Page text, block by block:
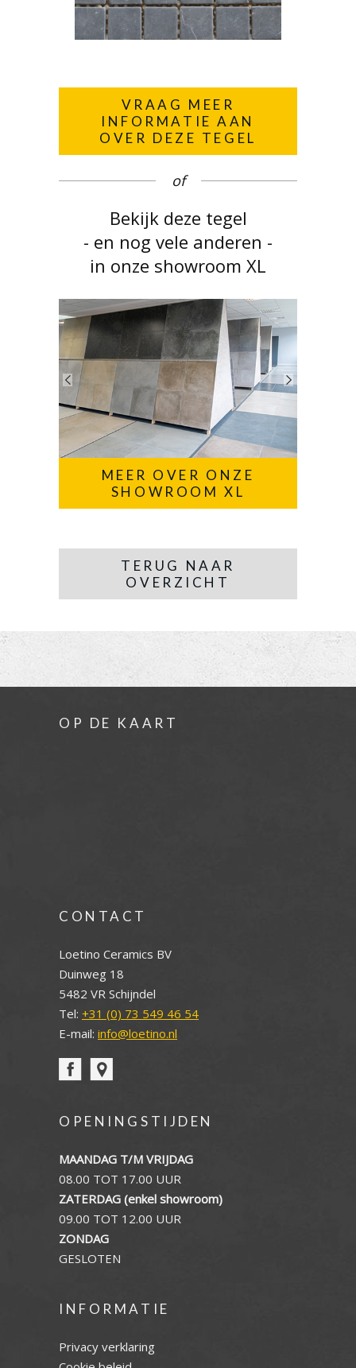
VRAAG MEER
INFORMATIE AAN
OVER DEZE TEGEL
of
Bekijk deze tegel
- en nog vele anderen -
in onze showroom XL
MEER OVER ONZE
SHOWROOM XL
TERUG NAAR
OVERZICHT
OP DE KAART
CONTACT
Loetino Ceramics BV
Duinweg 18
5482 VR Schijndel
Tel: +31 (0) 73 549 46 54
E-mail: info@loetino.nl
OPENINGSTIJDEN
MAANDAG T/M VRIJDAG
08.00 TOT 17.00 UUR
ZATERDAG (enkel showroom)
09.00 TOT 12.00 UUR
ZONDAG
GESLOTEN
INFORMATIE
Privacy verklaring